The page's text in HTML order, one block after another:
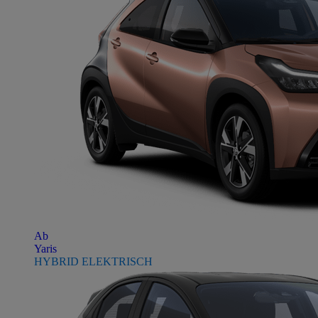
Ab
Yaris
HYBRID ELEKTRISCH